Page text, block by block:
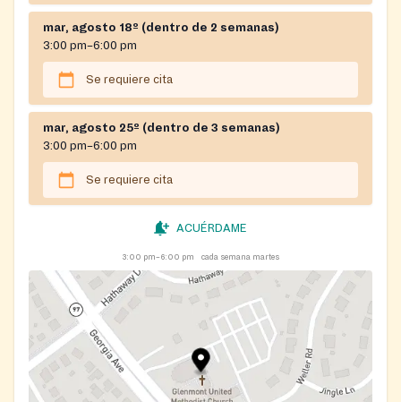
document proving your current county residency.
If you cannot pick up your food on the scheduled
day, please call Manna to reschedule.
mar, agosto 18º (dentro de 2 semanas)
3:00 pm–6:00 pm
Se requiere cita
mar, agosto 25º (dentro de 3 semanas)
3:00 pm–6:00 pm
Se requiere cita
ACUÉRDAME
3:00 pm–6:00 pm cada semana martes